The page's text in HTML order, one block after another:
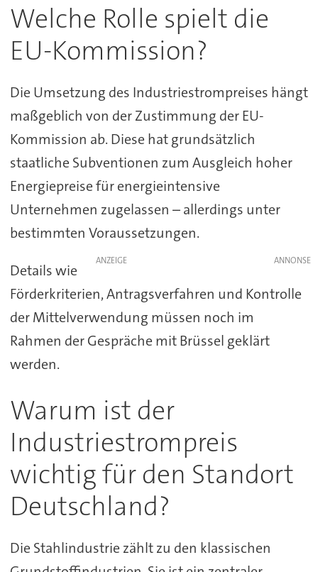
Welche Rolle spielt die
EU-Kommission?
Die Umsetzung des Industriestrompreises hängt
maßgeblich von der Zustimmung der EU-
Kommission ab. Diese hat grundsätzlich
staatliche Subventionen zum Ausgleich hoher
Energiepreise für energieintensive
Unternehmen zugelassen – allerdings unter
bestimmten Voraussetzungen.
ANZEIGE
Details wie
Förderkriterien, Antragsverfahren und Kontrolle
der Mittelverwendung müssen noch im
Rahmen der Gespräche mit Brüssel geklärt
werden.
Warum ist der
Industriestrompreis
wichtig für den Standort
Deutschland?
Die Stahlindustrie zählt zu den klassischen